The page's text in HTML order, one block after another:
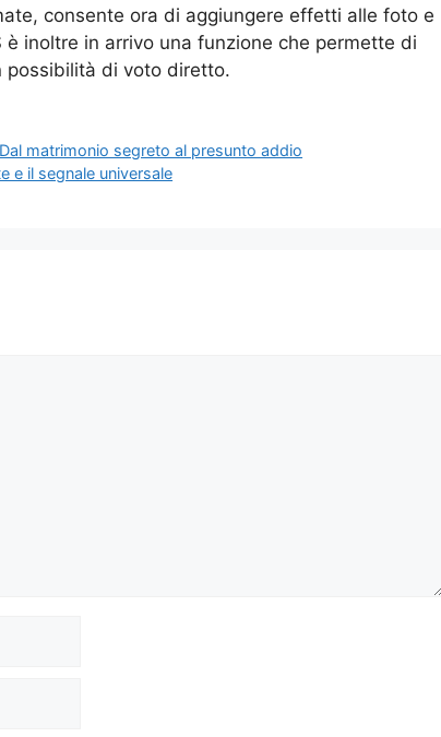
consente ora di aggiungere effetti alle foto e
inoltre in arrivo una funzione che permette di
possibilità di voto diretto.
matrimonio segreto al presunto addio
e il segnale universale